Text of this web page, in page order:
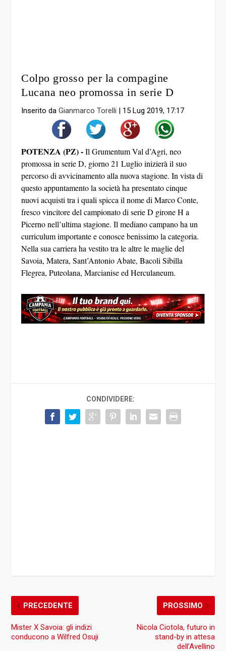
Colpo grosso per la compagine
Lucana neo promossa in serie D
Inserito daGianmarco Torelli 15 Lug 2019, 17:17
POTENZA (PZ) -Il Grumentum Val d’Agri, neo
promossa in serie D, giorno 21 Luglio inizierà il suo
percorso di avvicinamento alla nuova stagione. In vista di
questo appuntamento la società ha presentato cinque
nuovi acquisti tra i quali spicca il nome di Marco Conte,
fresco vincitore del campionato di serie D girone H a
Picerno nell’ultima stagione. Il mediano campano ha un
curriculum importante e conosce benissimo la categoria.
Nella sua carriera ha vestito tra le altre le maglie del
Savoia, Matera, Sant’Antonio Abate, Bacoli Sibilla
Flegrea, Puteolana, Marcianise ed Herculaneum.
CONDIVIDERE:
PRECEDENTE
Mister X Savoia: gli indizi
conducono a Wilfred Osuji
PROSSIMO
Nicola Ciotola, futuro in
stand-by in attesa
dell’Avellino